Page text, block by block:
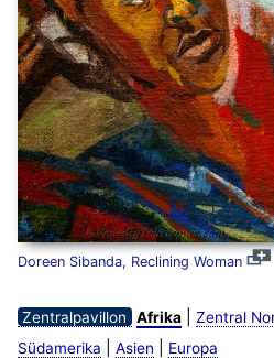
Doreen Sibanda, Reclining Woman
Zentralpavillon Afrika| Zentral
Südamerika Asien
Europa